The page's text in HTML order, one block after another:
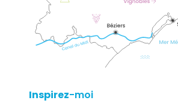
Inspirez-moi